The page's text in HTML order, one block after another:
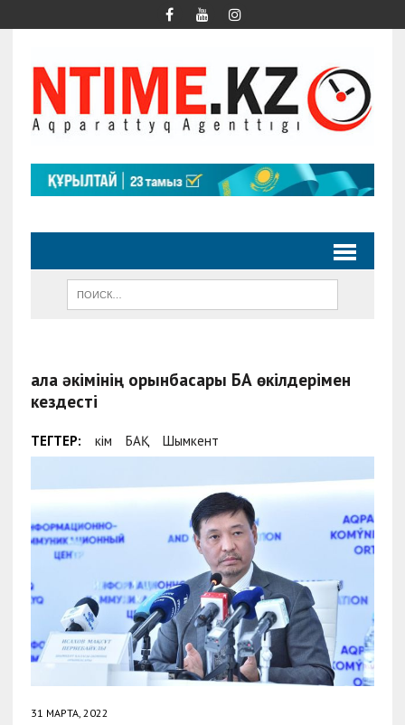
Қала әкімінің орынбасары БАҚ өкілдерімен
кездесті
ТЕГТЕР: Әкім БАҚ Шымкент
31 МАРТА, 2022